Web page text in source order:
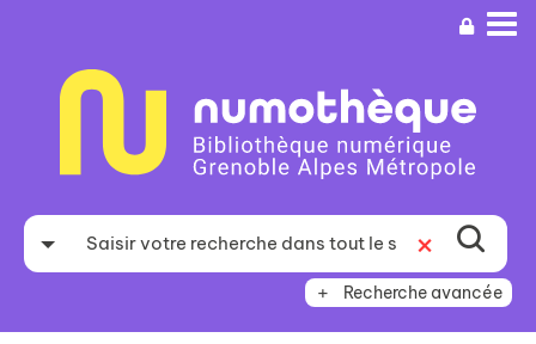
recherche
Recherche avancée